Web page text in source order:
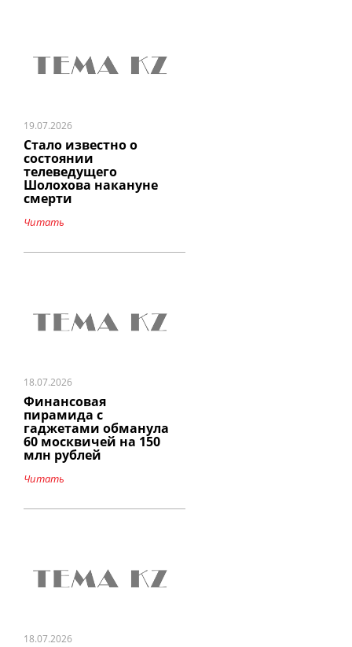
19.07.2026
Стало известно о
состоянии
телеведущего
Шолохова накануне
смерти
Читать
18.07.2026
Финансовая
пирамида с
гаджетами обманула
60 москвичей на 150
млн рублей
Читать
18.07.2026